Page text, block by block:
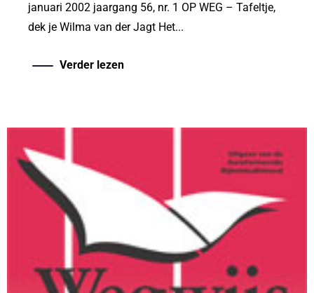
januari 2002 jaargang 56, nr. 1 OP WEG – Tafeltje,
dek je Wilma van der Jagt Het...
Verder lezen